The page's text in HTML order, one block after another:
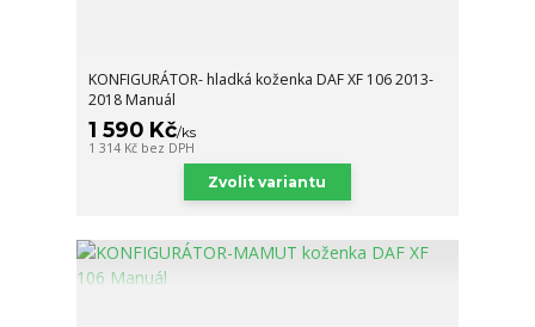
KONFIGURÁTOR- hladká koženka DAF XF 106 2013-
2018 Manuál
1 590 Kč/ks
1 314 Kč bez DPH
Zvolit variantu